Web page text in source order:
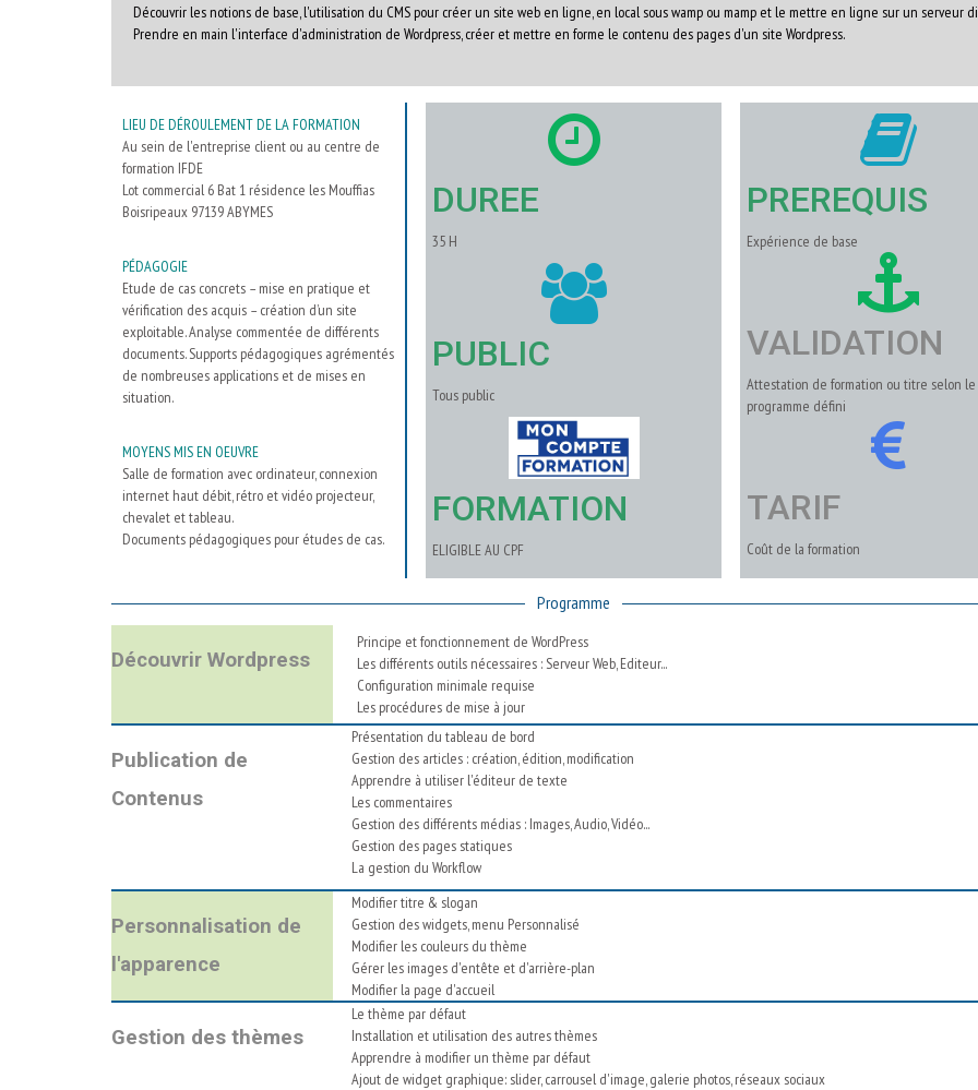
Découvrir les notions de base, l'utilisation du CMS pour créer un site web en ligne, en local sous wamp ou mamp et le mettre en ligne sur un serveur
Prendre en main l'interface d'administration de Wordpress, créer et mettre en forme le contenu des pages d'un site Wordpress.
LIEU DE DÉROULEMENT DE LA FORMATION
Au sein de l'entreprise client ou au centre de
formation IFDE
Lot commercial 6 Bat 1 résidence les Mouffias
Boisripeaux 97139 ABYMES
PÉDAGOGIE
Etude de cas concrets – mise en pratique et
vérification des acquis – création d’un site
exploitable. Analyse commentée de différents
documents. Supports pédagogiques agrémentés
de nombreuses applications et de mises en
situation.
MOYENS MIS EN OEUVRE
Salle de formation avec ordinateur, connexion
internet haut débit, rétro et vidéo projecteur,
chevalet et tableau.
Documents pédagogiques pour études de cas.
DUREE
35 H
PUBLIC
Tous public
FORMATION
ELIGIBLE AU CPF
PREREQUIS
Expérience de base
VALIDATION
Attestation de formation ou titre selon le
programme défini
TARIF
Coût de la formation
Programme
Découvrir Wordpress
Principe et fonctionnement de WordPress
Les différents outils nécessaires : Serveur Web, Editeur...
Configuration minimale requise
Les procédures de mise à jour
Publication de
Contenus
Présentation du tableau de bord
Gestion des articles : création, édition, modification
Apprendre à utiliser l'éditeur de texte
Les commentaires
Gestion des différents médias : Images, Audio, Vidéo...
Gestion des pages statiques
La gestion du Workflow
Personnalisation de
l'apparence
Modifier titre & slogan
Gestion des widgets, menu Personnalisé
Modifier les couleurs du thème
Gérer les images d'entête et d'arrière-plan
Modifier la page d'accueil
Gestion des thèmes
Le thème par défaut
Installation et utilisation des autres thèmes
Apprendre à modifier un thème par défaut
Ajout de widget graphique: slider, carrousel d'image, galerie photos, réseaux sociaux